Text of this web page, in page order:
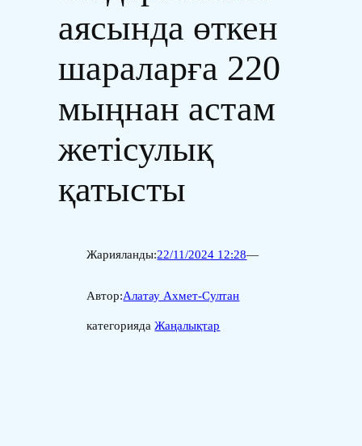
аясында өткен
шараларға 220
мыңнан астам
жетісулық
қатысты
Жарияланды:22/11/2024 12:28—
Автор:Алатау Ахмет-Султан
категориядаЖаңалықтар